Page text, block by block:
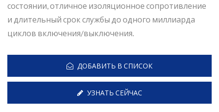
состоянии, отличное изоляционное сопротивление
и длительный срок службы до одного миллиарда
циклов включения/выключения.
ДОБАВИТЬ В СПИСОК
УЗНАТЬ СЕЙЧАС